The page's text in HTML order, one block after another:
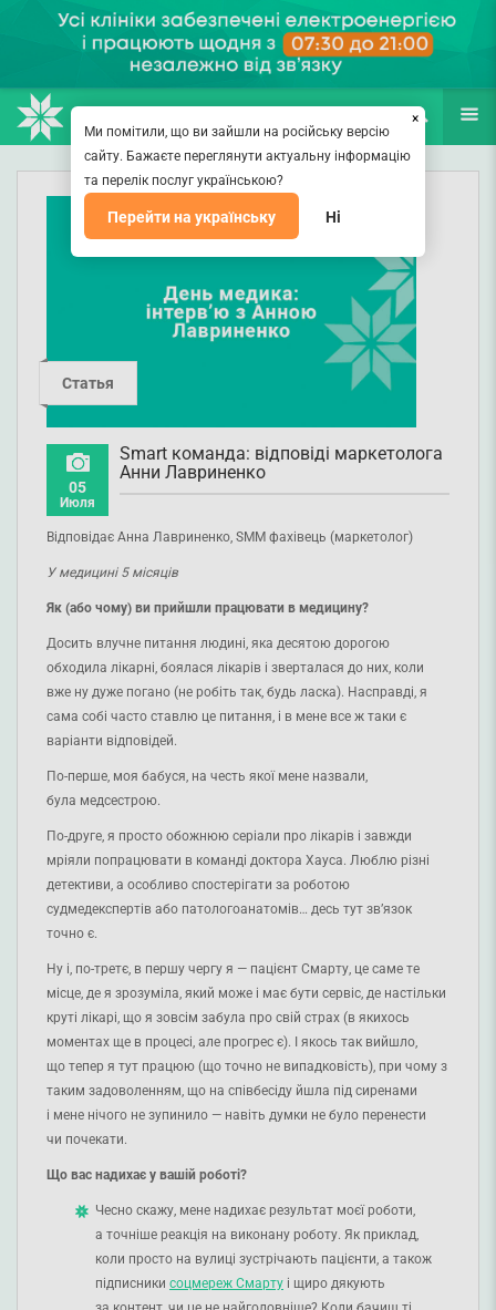
(067) 127-03-03
ПОИСК ЕЩЁ
Статья
05
Июля
Smart команда: відповіді маркетолога
Анни Лавриненко
Відповідає Анна Лавриненко, SMM фахівець (маркетолог)
У медицині 5 місяців
Як (або чому) ви прийшли працювати в медицину?
Досить влучне питання людині, яка десятою дорогою
обходила лікарні, боялася лікарів і зверталася до них, коли
вже ну дуже погано (не робіть так, будь ласка). Насправді, я
сама собі часто ставлю це питання, і в мене все ж таки є
варіанти відповідей.
По-перше, моя бабуся, на честь якої мене назвали,
була медсестрою.
По-друге, я просто обожнюю серіали про лікарів і завжди
мріяли попрацювати в команді доктора Хауса. Люблю різні
детективи, а особливо спостерігати за роботою
судмедекспертів або патологоанатомів… десь тут звʼязок
точно є.
Ну і, по-третє, в першу чергу я — пацієнт Смарту, це саме те
місце, де я зрозуміла, який може і має бути сервіс, де настільки
круті лікарі, що я зовсім забула про свій страх (в якихось
моментах ще в процесі, але прогрес є). І якось так вийшло,
що тепер я тут працюю (що точно не випадковість), при чому з
таким задоволенням, що на співбесіду йшла під сиренами
і мене нічого не зупинило — навіть думки не було перенести
чи почекати.
Що вас надихає у вашій роботі?
Чесно скажу, мене надихає результат моєї роботи,
а точніше реакція на виконану роботу. Як приклад,
коли просто на вулиці зустрічають пацієнти, а також
підписники соцмереж Смарту і щиро дякують
×
Ми помітили, що ви зайшли на російську версію
сайту. Бажаєте переглянути актуальну інформацію
та перелік послуг українською?
Перейти на українську Ні